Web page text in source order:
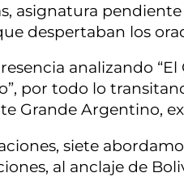
asignatura
despertaban los
analizando
por todo lo
Grande Argentino,
siete
al anclaje de